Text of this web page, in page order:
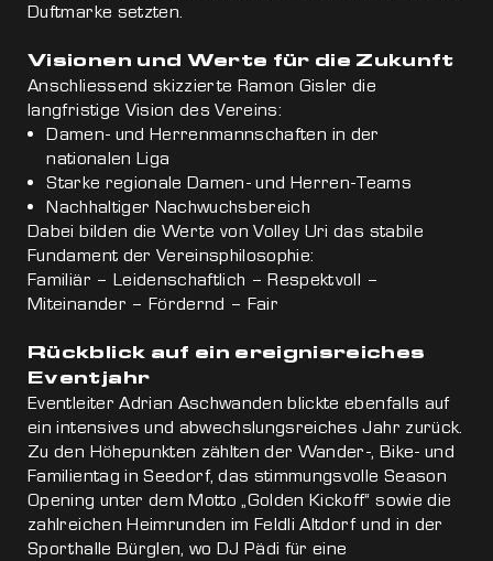
Duftmarke setzten.
Visionen und Werte für die Zukunft
Anschliessend skizzierte Ramon Gisler die
langfristige Vision des Vereins:
Damen- und Herrenmannschaften in der
nationalen Liga
Starke regionale Damen- und Herren-Teams
Nachhaltiger Nachwuchsbereich
Dabei bilden die Werte von Volley Uri das stabile
Fundament der Vereinsphilosophie:
Familiär – Leidenschaftlich – Respektvoll –
Miteinander – Fördernd – Fair
Rückblick auf ein ereignisreiches
Eventjahr
Eventleiter Adrian Aschwanden blickte ebenfalls auf
ein intensives und abwechslungsreiches Jahr zurück.
Zu den Höhepunkten zählten der Wander-, Bike- und
Familientag in Seedorf, das stimmungsvolle Season
Opening unter dem Motto „Golden Kickoff“ sowie die
zahlreichen Heimrunden im Feldli Altdorf und in der
Sporthalle Bürglen, wo DJ Pädi für eine